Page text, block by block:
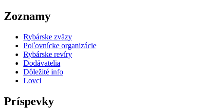
Zoznamy
Rybárske zväzy
Poľovnícke organizácie
Rybárske revíry
Dodávatelia
Dôležité info
Lovci
Príspevky